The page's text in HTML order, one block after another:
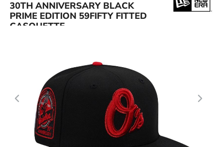
30TH ANNIVERSARY BLACK
PRIME EDITION 59FIFTY FITTED
CASQUETTE